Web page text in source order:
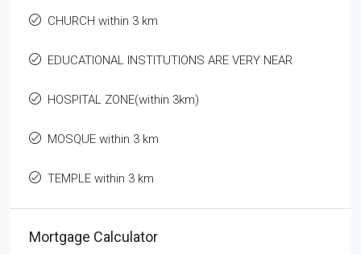
CHURCH within 3 km
EDUCATIONAL INSTITUTIONS ARE VERY NEAR
HOSPITAL ZONE(within 3km)
MOSQUE within 3 km
TEMPLE within 3 km
Mortgage Calculator